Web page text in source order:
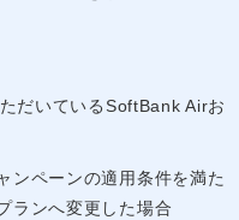
だいているSoftBank Airお
ンペーンの適用条件を満た
ランへ変更した場合